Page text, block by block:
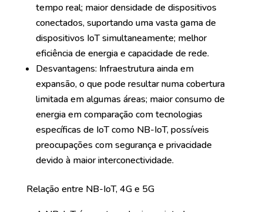
tempo real; maior densidade de dispositivos
conectados, suportando uma vasta gama de
dispositivos IoT simultaneamente; melhor
eficiência de energia e capacidade de rede.
Desvantagens: Infraestrutura ainda em
expansão, o que pode resultar numa cobertura
limitada em algumas áreas; maior consumo de
energia em comparação com tecnologias
específicas de IoT como NB-IoT, possíveis
preocupações com segurança e privacidade
devido à maior interconectividade.
Relação entre NB-IoT, 4G e 5G